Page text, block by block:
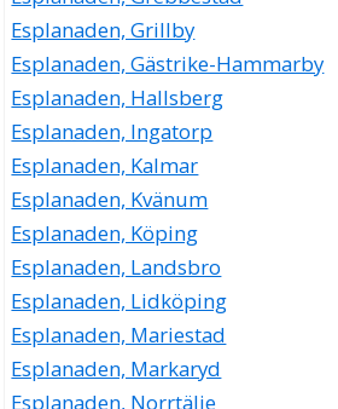
Proactive Consulting GD HB
Ann Elisabeth Dahl
Esplanaden 19, 23439 Lomma
NEREFA I LOMMA AB
Juris Tonijs Neret
Esplanaden 21 1301, 23439 Lomma
Esplanaden, Grillby
Esplanaden, Gästrike-Hammarby
Esplanaden, Hallsberg
Esplanaden, Ingatorp
Esplanaden, Kalmar
Esplanaden, Kvänum
Esplanaden, Köping
Esplanaden, Landsbro
Esplanaden, Lidköping
Esplanaden, Mariestad
Esplanaden, Markaryd
Esplanaden, Norrtälje